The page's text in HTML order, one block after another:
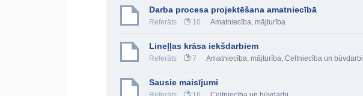
Darba procesa projektēšana amatniecībā
Referāts 10 Amatniecība, mājturība
Lineļļas krāsa iekšdarbiem
Referāts 7 Amatniecība, mājturība, Celtniecība un būvdarbi
Sausie maisījumi